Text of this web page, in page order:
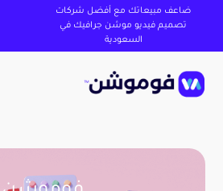
ضاعف مبيعاتك مع أفضل شركات
تصميم فيديو موشن جرافيك في
السعودية